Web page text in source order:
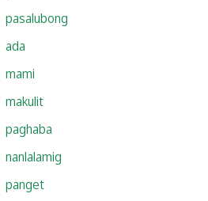
pasalubong
ada
mami
makulit
paghaba
nanlalamig
panget